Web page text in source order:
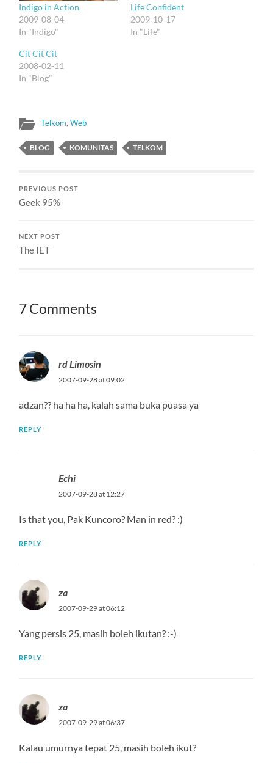
Indigo in Action
2009-08-04
In "Indigo"
Life Confident
2009-10-17
In "Life"
Cit Cit Cit
2008-02-11
In "Blog"
Telkom,Web
BLOG KOMUNITAS TELKOM
PREVIOUS POST
Geek 95%
NEXT POST
The IET
7 Comments
rd Limosin
2007-09-28 at 09:02
adzan?? ha ha ha, kalah sama buka puasa ya
REPLY
Echi
2007-09-28 at 12:27
Is that you, Pak Kuncoro? Man in red? :)
REPLY
za
2007-09-29 at 06:12
Yang persis 25, masih boleh ikutan? :-)
REPLY
za
2007-09-29 at 06:37
Kalau umurnya tepat 25, masih boleh ikut?